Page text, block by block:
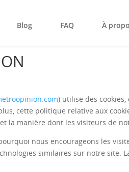
Blog FAQ À
) utilise des
cette politique relative aux
la manière dont les visiteurs de
nous encourageons les
similaires sur notre site.